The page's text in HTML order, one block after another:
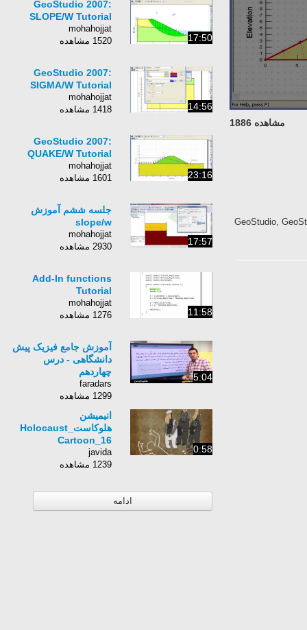
مشاهده 1886
GeoStudio,
17:50
GeoStudio 2007:
SLOPE/W Tutorial
mohahojjat
1520 مشاهده
14:56
GeoStudio 2007:
SIGMA/W Tutorial
mohahojjat
1418 مشاهده
23:16
GeoStudio 2007:
QUAKE/W Tutorial
mohahojjat
1601 مشاهده
17:57
جلسه ششم آموزش
slope/w
mohahojjat
2930 مشاهده
11:58
Add-In functions
Tutorial
mohahojjat
1276 مشاهده
5:04
آموزش جامع فیزیک پیش
دانشگاهی - درس
چهاردهم
faradars
1299 مشاهده
0:58
انیمیشن
هلوکاست_Holocaust
Cartoon_16
javida
1239 مشاهده
ادامه